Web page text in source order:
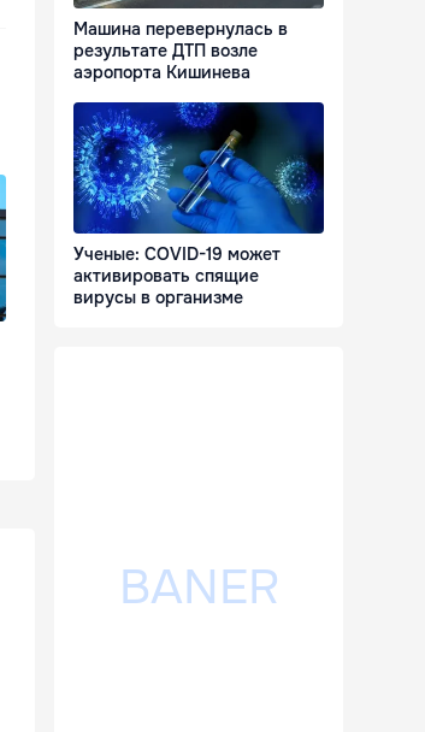
Машина перевернулась в
результате ДТП возле
аэропорта Кишинева
Ученые: COVID-19 может
активировать спящие
вирусы в организме